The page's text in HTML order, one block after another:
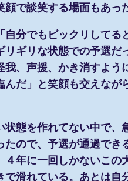
顔で談笑する場面もあっ
自分でもビックリしてる
リギリな状態での予選だ
我、声援、かき消すよう
んだ」と笑顔も交えなが
状態を作れてない中で、
たので、予選が通過でき
４年に一回しかないこの
で滑れている。あとは自